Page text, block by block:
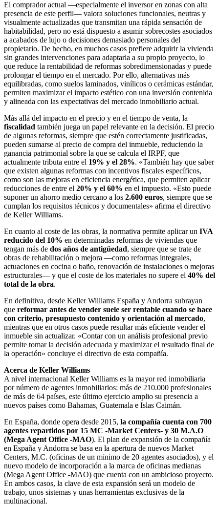
El comprador actual —especialmente el inversor en zonas con alta
presencia de este perfil— valora soluciones funcionales, neutras y
visualmente actualizadas que transmitan una rápida sensación de
habitabilidad, pero no está dispuesto a asumir sobrecostes asociados
a acabados de lujo o decisiones demasiado personales del
propietario. De hecho, en muchos casos prefiere adquirir la vivienda
sin grandes intervenciones para adaptarla a su propio proyecto, lo
que reduce la rentabilidad de reformas sobredimensionadas y puede
prolongar el tiempo en el mercado. Por ello, alternativas más
equilibradas, como suelos laminados, vinílicos o cerámicas estándar,
permiten maximizar el impacto estético con una inversión contenida
y alineada con las expectativas del mercado inmobiliario actual.
Más allá del impacto en el precio y en el tiempo de venta, la
fiscalidad también juega un papel relevante en la decisión. El precio
de algunas reformas, siempre que estén correctamente justificadas,
pueden sumarse al precio de compra del inmueble, reduciendo la
ganancia patrimonial sobre la que se calcula el IRPF, que
actualmente tributa entre el 19% y el 28%. «También hay que saber
que existen algunas reformas con incentivos fiscales específicos,
como son las mejoras en eficiencia energética, que permiten aplicar
reducciones de entre el 20% y el 60% en el impuesto. «Esto puede
suponer un ahorro medio cercano a los 2.600 euros, siempre que se
cumplan los requisitos técnicos y documentales» afirma el directivo
de Keller Williams.
En cuanto al coste de las obras, la normativa permite aplicar un IVA
reducido del 10% en determinadas reformas de viviendas que
tengan más de dos años de antigüedad, siempre que se trate de
obras de rehabilitación o mejora —como reformas integrales,
actuaciones en cocina o baño, renovación de instalaciones o mejoras
estructurales— y que el coste de los materiales no supere el 40% del
total de la obra.
En definitiva, desde Keller Williams España y Andorra subrayan
que reformar antes de vender suele ser rentable cuando se hace
con criterio, presupuesto contenido y orientación al mercado,
mientras que en otros casos puede resultar más eficiente vender el
inmueble sin actualizar. «Contar con un análisis profesional previo
permite tomar la decisión adecuada y maximizar el resultado final de
la operación» concluye el directivo de esta compañía.
Acerca de Keller Williams
A nivel internacional Keller Williams es la mayor red inmobiliaria
por número de agentes inmobiliarios: más de 210.000 profesionales
de más de 64 países, este último ejercicio amplio su presencia a
nuevos países como Bahamas, Guatemala e Islas Caimán.
En España, donde opera desde 2015, la compañía cuenta con 700
agentes repartidos por 15 MC -Market Centers- y 30 M.A.O
(Mega Agent Office -MAO). El plan de expansión de la compañía
en España y Andorra se basa en la apertura de nuevos Market
Centers, M.C. (oficinas de un mínimo de 20 agentes asociados), y el
nuevo modelo de incorporación a la marca de oficinas medianas
(Mega Agent Office -MAO) que cuenta con un ambicioso proyecto.
En ambos casos, la clave de esta expansión será un modelo de
trabajo, unos sistemas y unas herramientas exclusivas de la
multinacional.